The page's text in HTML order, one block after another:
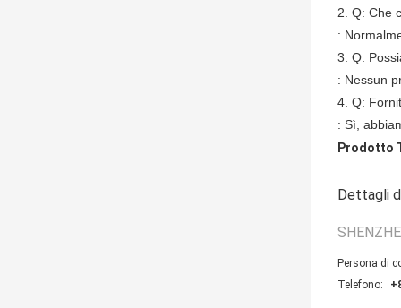
2. Q: Che
:
3. Q:
: Nessun
4. Q:
: Sì,
Prodotto
Dettagli
Persona di
Telefono: